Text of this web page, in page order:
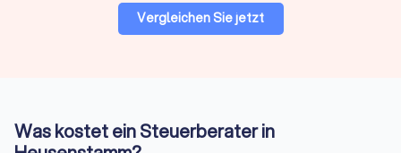
Woran Sie einen guten Steuerberater
sich durch mehrere Merkmale aus:
Qualifikation und Spezialisierung:Die Bestellung durch die
Vergleichen Sie jetzt
Was kostet ein Steuerberater in